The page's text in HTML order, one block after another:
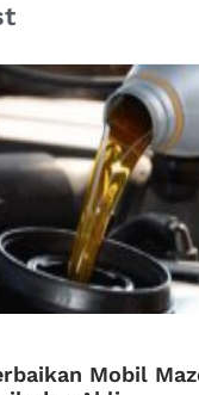
Mobil